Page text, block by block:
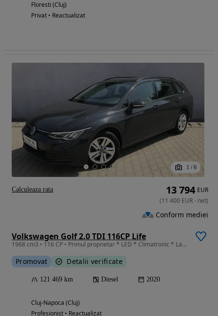
Floresti (Cluj)
Privat • Reactualizat
1 / 6
Volkswagen Golf 2.0 TDI 116CP Life
1968 cm3 • 116 CP • Primul proprietar * LED * Climatronic * Lane Assist * ACC * Bluetooth
Promovat Detalii verificate
121 469 km Diesel 2020
Cluj-Napoca (Cluj)
Profesionist • Reactualizat
13 794 EUR
(11 400 EUR- net)
Conform mediei
Calculeaza rata